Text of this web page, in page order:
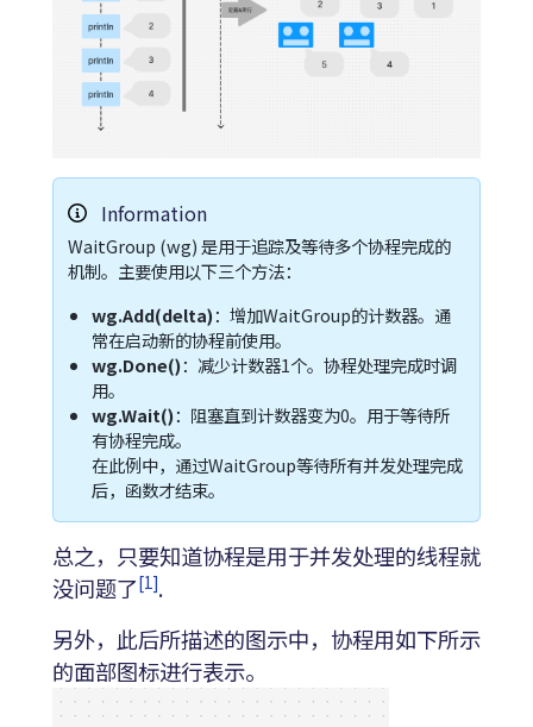
Information
WaitGroup (wg) 是用于追踪及等待多个协程完成的
机制。主要使用以下三个方法：
wg.Add(delta)：增加WaitGroup的计数器。通
常在启动新的协程前使用。
wg.Done()：减少计数器1个。协程处理完成时调
用。
wg.Wait()：阻塞直到计数器变为0。用于等待所
有协程完成。
在此例中，通过WaitGroup等待所有并发处理完成
后，函数才结束。
总之，只要知道协程是用于并发处理的线程就
没问题了[1].
另外，此后所描述的图示中，协程用如下所示
的面部图标进行表示。